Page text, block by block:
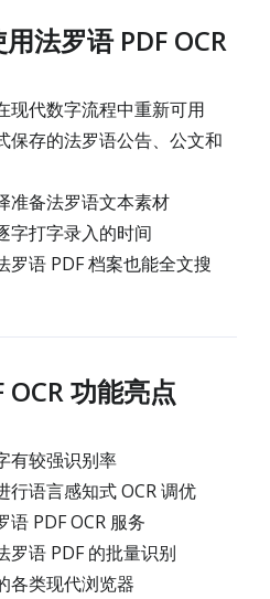
法罗语 PDF OCR
现代数字流程中重新可用
保存的法罗语公告、公文和
准备法罗语文本素材
字打字录入的时间
罗语 PDF 档案也能全文搜
OCR 功能亮点
有较强识别率
行语言感知式 OCR 调优
PDF OCR 服务
罗语 PDF 的批量识别
各类现代浏览器